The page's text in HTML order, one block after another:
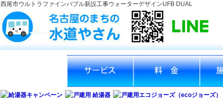
西尾市ウルトラファインバブル新設工事ウォーターデザインUFB DUAL
名古屋水道.com
名古屋水道.com‐サービ 名古屋水道.com‐料金
名古屋